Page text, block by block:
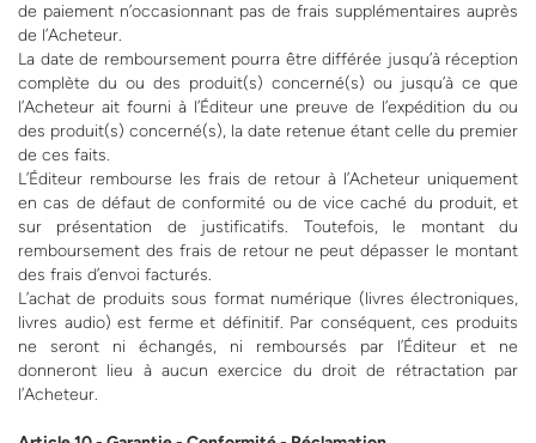
de paiement n’occasionnant pas de frais supplémentaires auprès
de l’Acheteur.
La date de remboursement pourra être différée jusqu’à réception
complète du ou des produit(s) concerné(s) ou jusqu’à ce que
l’Acheteur ait fourni à l’Éditeur une preuve de l’expédition du ou
des produit(s) concerné(s), la date retenue étant celle du premier
de ces faits.
L’Éditeur rembourse les frais de retour à l’Acheteur uniquement
en cas de défaut de conformité ou de vice caché du produit, et
sur présentation de justificatifs. Toutefois, le montant du
remboursement des frais de retour ne peut dépasser le montant
des frais d’envoi facturés.
L’achat de produits sous format numérique (livres électroniques,
livres audio) est ferme et définitif. Par conséquent, ces produits
ne seront ni échangés, ni remboursés par l’Éditeur et ne
donneront lieu à aucun exercice du droit de rétractation par
l’Acheteur.